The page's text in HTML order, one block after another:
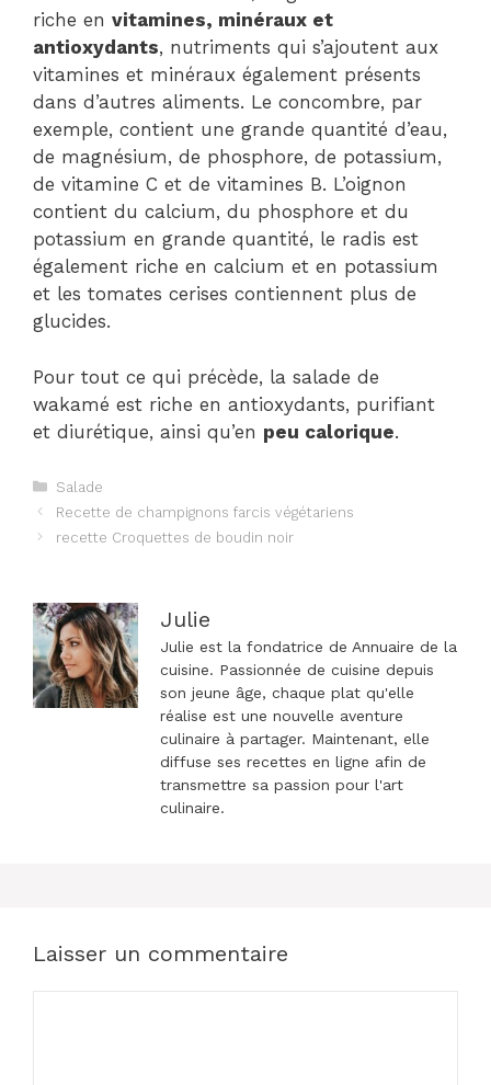
riche en vitamines, minéraux et
antioxydants, nutriments qui s’ajoutent aux
vitamines et minéraux également présents
dans d’autres aliments. Le concombre, par
exemple, contient une grande quantité d’eau,
de magnésium, de phosphore, de potassium,
de vitamine C et de vitamines B. L’oignon
contient du calcium, du phosphore et du
potassium en grande quantité, le radis est
également riche en calcium et en potassium
et les tomates cerises contiennent plus de
glucides.
Pour tout ce qui précède, la salade de
wakamé est riche en antioxydants, purifiant
et diurétique, ainsi qu’en peu calorique.
Catégories
Salade
Navigation
des
Recette de champignons farcis végétariens
recette Croquettes de boudin noir
Julie
Julie est la fondatrice de Annuaire de la
cuisine. Passionnée de cuisine depuis
son jeune âge, chaque plat qu'elle
réalise est une nouvelle aventure
culinaire à partager. Maintenant, elle
diffuse ses recettes en ligne afin de
transmettre sa passion pour l'art
culinaire.
Laisser un commentaire